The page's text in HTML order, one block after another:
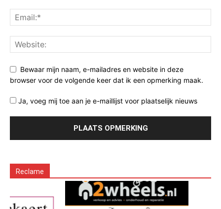
Bewaar mijn naam, e-mailadres en website in deze
browser voor de volgende keer dat ik een opmerking maak.
Ja, voeg mij toe aan je e-maillijst voor plaatselijk nieuws
Reclame